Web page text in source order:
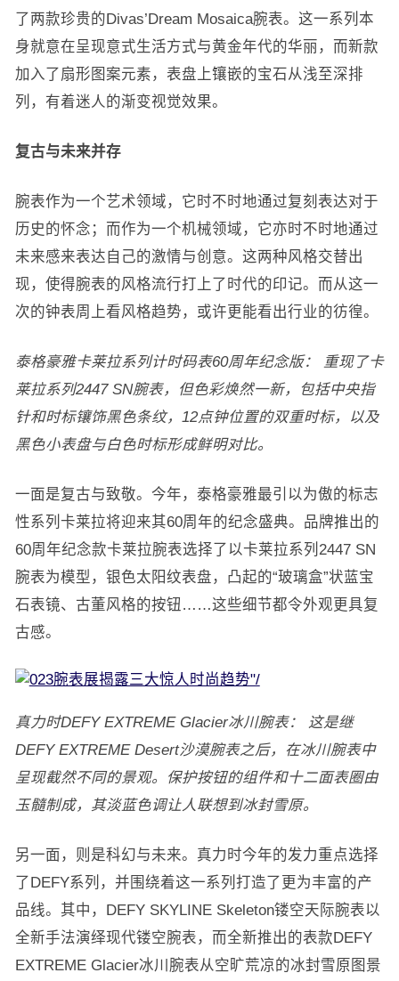
了两款珍贵的Divas’Dream Mosaica腕表。这一系列本
身就意在呈现意式生活方式与黄金年代的华丽，而新款
加入了扇形图案元素，表盘上镶嵌的宝石从浅至深排
列，有着迷人的渐变视觉效果。
复古与未来并存
腕表作为一个艺术领域，它时不时地通过复刻表达对于
历史的怀念；而作为一个机械领域，它亦时不时地通过
未来感来表达自己的激情与创意。这两种风格交替出
现，使得腕表的风格流行打上了时代的印记。而从这一
次的钟表周上看风格趋势，或许更能看出行业的彷徨。
泰格豪雅卡莱拉系列计时码表60周年纪念版： 重现了卡
莱拉系列2447 SN腕表，但色彩焕然一新，包括中央指
针和时标镶饰黑色条纹，12点钟位置的双重时标，以及
黑色小表盘与白色时标形成鲜明对比。
一面是复古与致敬。今年，泰格豪雅最引以为傲的标志
性系列卡莱拉将迎来其60周年的纪念盛典。品牌推出的
60周年纪念款卡莱拉腕表选择了以卡莱拉系列2447 SN
腕表为模型，银色太阳纹表盘，凸起的“玻璃盒”状蓝宝
石表镜、古董风格的按钮……这些细节都令外观更具复
古感。
真力时DEFY EXTREME Glacier冰川腕表： 这是继
DEFY EXTREME Desert沙漠腕表之后，在冰川腕表中
呈现截然不同的景观。保护按钮的组件和十二面表圈由
玉髓制成，其淡蓝色调让人联想到冰封雪原。
另一面，则是科幻与未来。真力时今年的发力重点选择
了DEFY系列，并围绕着这一系列打造了更为丰富的产
品线。其中，DEFY SKYLINE Skeleton镂空天际腕表以
全新手法演绎现代镂空腕表，而全新推出的表款DEFY
EXTREME Glacier冰川腕表从空旷荒凉的冰封雪原图景